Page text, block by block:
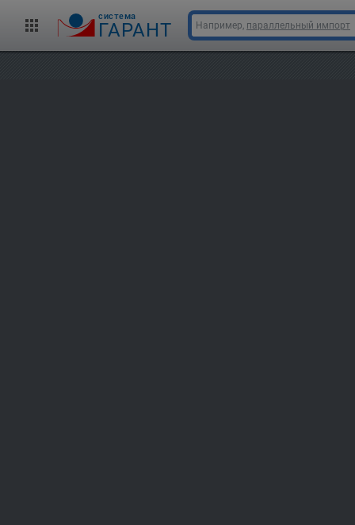
cистема
ГАРАНТ Например, параллельный импорт